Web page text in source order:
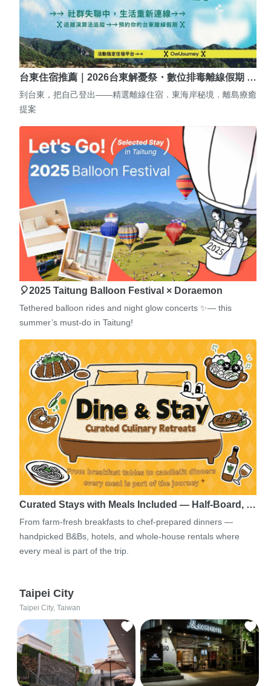
台東住宿推薦｜2026台東解憂祭・數位排毒離線假期 …
到台東，把自己登出——精選離線住宿．東海岸秘境．離島療癒
提案
🎈2025 Taitung Balloon Festival × Doraemon
Tethered balloon rides and night glow concerts ✨— this
summer’s must-do in Taitung!
Curated Stays with Meals Included — Half-Board, …
From farm-fresh breakfasts to chef-prepared dinners —
handpicked B&Bs, hotels, and whole-house rentals where
every meal is part of the trip.
Taipei City
Taipei City, Taiwan